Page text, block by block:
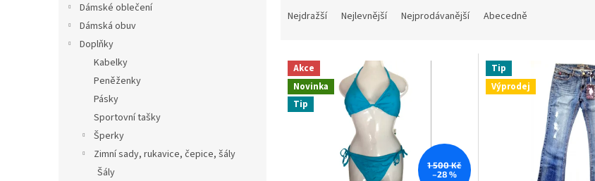
Dámské oblečení
Dámská obuv
Doplňky
Kabelky
Peněženky
Pásky
Sportovní tašky
Šperky
Zimní sady, rukavice, čepice, šály
Šály
n
p
Nejdražší Nejlevnější Nejprodávanější Abecedně
V
p
Akce
Novinka
Tip
1 500 Kč
–28 %
Tip
Výprodej